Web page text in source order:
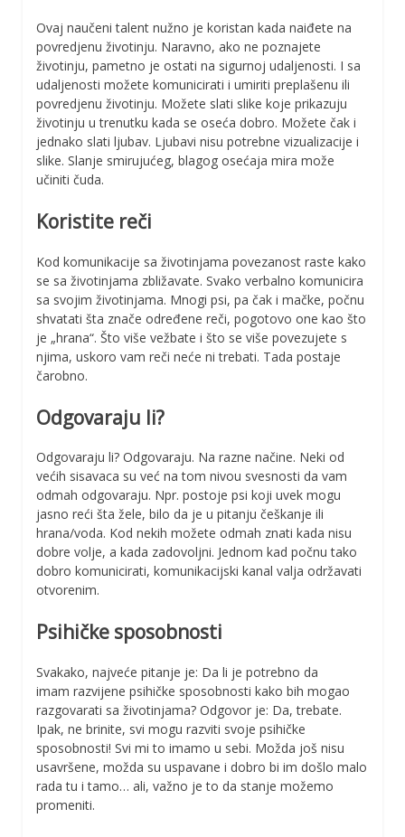
Ovaj naučeni talent nužno je koristan kada naiđete na
povredjenu životinju. Naravno, ako ne poznajete
životinju, pametno je ostati na sigurnoj udaljenosti. I sa
udaljenosti možete komunicirati i umiriti preplašenu ili
povredjenu životinju. Možete slati slike koje prikazuju
životinju u trenutku kada se oseća dobro. Možete čak i
jednako slati ljubav. Ljubavi nisu potrebne vizualizacije i
slike. Slanje smirujućeg, blagog osećaja mira može
učiniti čuda.
Koristite reči
Kod komunikacije sa životinjama povezanost raste kako
se sa životinjama zbližavate. Svako verbalno komunicira
sa svojim životinjama. Mnogi psi, pa čak i mačke, počnu
shvatati šta znače određene reči, pogotovo one kao što
je „hrana“. Što više vežbate i što se više povezujete s
njima, uskoro vam reči neće ni trebati. Tada postaje
čarobno.
Odgovaraju li?
Odgovaraju li? Odgovaraju. Na razne načine. Neki od
većih sisavaca su već na tom nivou svesnosti da vam
odmah odgovaraju. Npr. postoje psi koji uvek mogu
jasno reći šta žele, bilo da je u pitanju češkanje ili
hrana/voda. Kod nekih možete odmah znati kada nisu
dobre volje, a kada zadovoljni. Jednom kad počnu tako
dobro komunicirati, komunikacijski kanal valja održavati
otvorenim.
Psihičke sposobnosti
Svakako, najveće pitanje je: Da li je potrebno da
imam razvijene psihičke sposobnosti kako bih mogao
razgovarati sa životinjama? Odgovor je: Da, trebate.
Ipak, ne brinite, svi mogu razviti svoje psihičke
sposobnosti! Svi mi to imamo u sebi. Možda još nisu
usavršene, možda su uspavane i dobro bi im došlo malo
rada tu i tamo… ali, važno je to da stanje možemo
promeniti.